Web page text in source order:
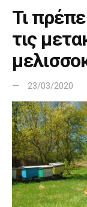
Τι
τις
23/03/2020